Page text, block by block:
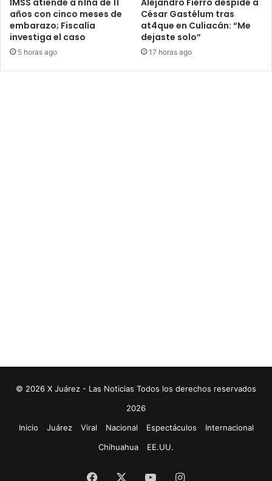
IMSS atiende a n1ña de 11
años con cinco meses de
embarazo; Fiscalía
investiga el caso
5 horas ago
Alejandro Fierro despide a
César Gastélum tras
at4que en Culiacán: “Me
dejaste solo”
17 horas ago
© 2026 X Juárez - Las Noticias Todos los derechos reservados
2026
Inicio
Juárez Viral Nacional Espectáculos
Internacional
Chihuahua
EE.UU.
Facebook YouTubeInstagram